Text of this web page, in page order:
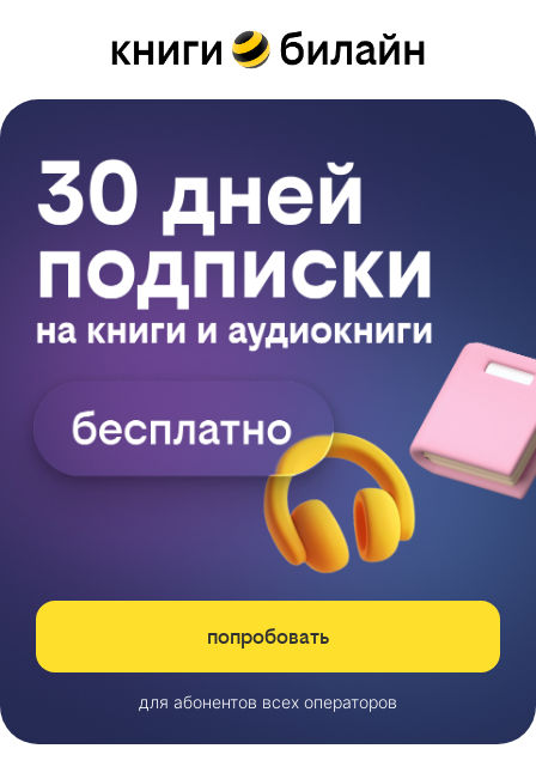
попробовать
для абонентов всех операторов